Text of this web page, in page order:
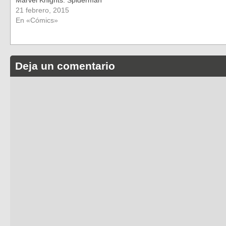
21 febrero, 2015
En «Cómics»
Deja un comentario